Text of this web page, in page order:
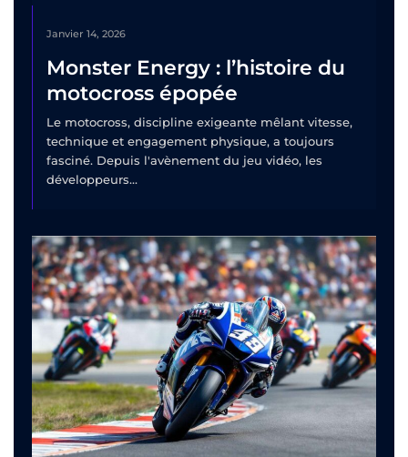
Janvier 14, 2026
Monster Energy : l’histoire du
motocross épopée
Le motocross, discipline exigeante mêlant vitesse,
technique et engagement physique, a toujours
fasciné. Depuis l'avènement du jeu vidéo, les
développeurs...